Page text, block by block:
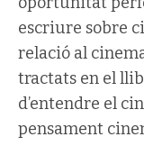
escriure sobre
relació al
tractats en el
d’entendre el
pensament